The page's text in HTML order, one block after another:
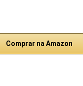
Comprar na Amazon